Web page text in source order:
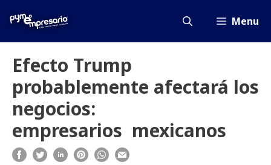
Menu
Efecto Trump
probablemente afectará los
negocios:
empresarios mexicanos